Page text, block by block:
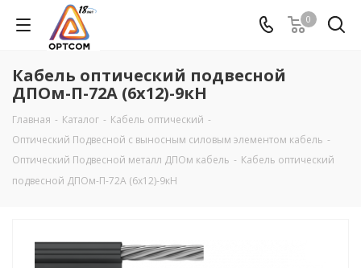
0
Кабель оптический подвесной
ДПОм-П-72А (6х12)-9кН
Главная - Каталог - Кабель оптический -
Оптический Подвесной с выносным силовым элементом кабель -
Оптический Подвесной металл ДПОм кабель - Кабель оптический
подвесной ДПОм-П-72А (6х12)-9кН